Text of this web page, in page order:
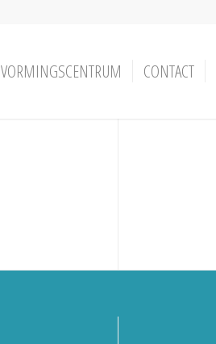
VORMINGSCENTRUM CONTACT